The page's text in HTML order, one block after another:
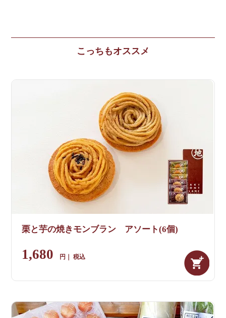
栗と芋の焼きモンブラン アソート(6個)
1,680 税込